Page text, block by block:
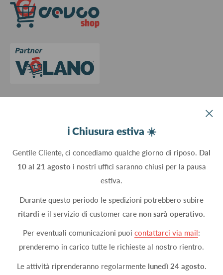
ℹ️ Chiusura estiva ☀️
Gentile Cliente, ci concediamo qualche giorno di riposo. Dal
10 al 21 agosto i nostri uffici saranno chiusi per la pausa
estiva.
Durante questo periodo le spedizioni potrebbero subire
ritardi e il servizio di customer care non sarà operativo.
Per eventuali comunicazioni puoi contattarci via mail:
prenderemo in carico tutte le richieste al nostro rientro.
Le attività riprenderanno regolarmente lunedì 24 agosto
Richiedi preventivo
Contattaci
Informativa su resi e rimborsi
Privacy Policy
Aggiorna le preferenze sui cookie
C.Fisc. P.IVA 09934830960
Seguici
Accettiamo
© 2026 DEVCOshop